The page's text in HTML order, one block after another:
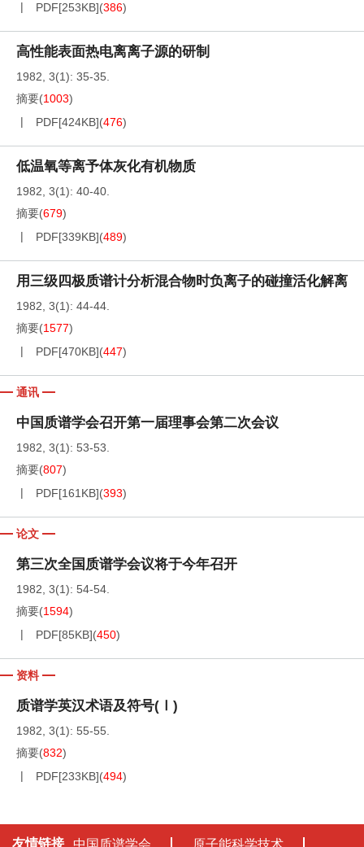
PDF[253KB](386)
高性能表面热电离离子源的研制
1982, 3(1): 35-35.
摘要(1003)
PDF[424KB](476)
低温氧等离予体灰化有机物质
1982, 3(1): 40-40.
摘要(679)
PDF[339KB](489)
用三级四极质谱计分析混合物时负离子的碰撞活化解离
1982, 3(1): 44-44.
摘要(1577)
PDF[470KB](447)
通讯
中国质谱学会召开第一届理事会第二次会议
1982, 3(1): 53-53.
摘要(807)
PDF[161KB](393)
论文
第三次全国质谱学会议将于今年召开
1982, 3(1): 54-54.
摘要(1594)
PDF[85KB](450)
资料
质谱学英汉术语及符号(Ⅰ)
1982, 3(1): 55-55.
摘要(832)
PDF[233KB](494)
友情链接 中国质谱学会 原子能科学技术